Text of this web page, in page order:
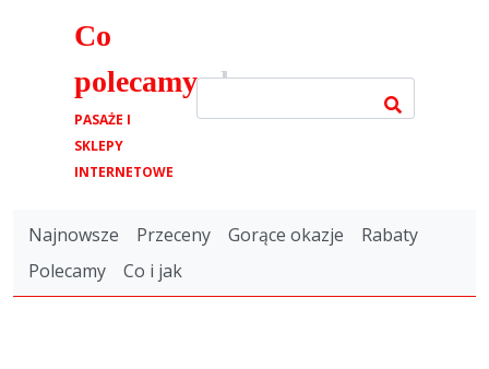
Co
polecamy.pl
PASAŻE I
SKLEPY
INTERNETOWE
Najnowsze Przeceny Gorące okazje
Rabaty
Polecamy
Co i jak